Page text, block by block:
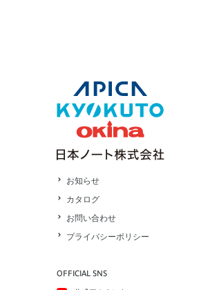
お知らせ
カタログ
お問い合わせ
プライバシーポリシー
OFFICIAL SNS